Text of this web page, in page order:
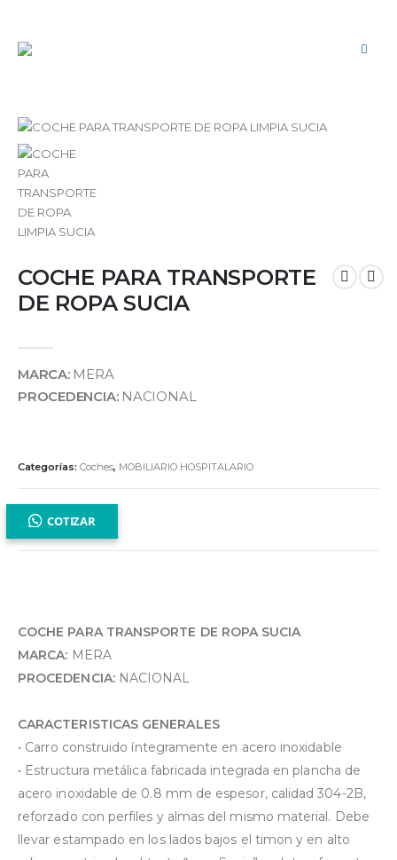
COCHE PARA TRANSPORTE
DE ROPA SUCIA
MARCA: MERA
PROCEDENCIA:NACIONAL
Categorías: Coches, MOBILIARIO HOSPITALARIO
COTIZAR
COCHE PARA TRANSPORTE DE ROPA SUCIA
MARCA: MERA
PROCEDENCIA: NACIONAL
CARACTERISTICAS GENERALES
•⁠ ⁠Carro construido íntegramente en acero inoxidable
•⁠ ⁠Estructura metálica fabricada integrada en plancha de
acero inoxidable de 0.8 mm de espesor, calidad 304-2B,
reforzado con perfiles y almas del mismo material. Debe
llevar estampado en los lados bajos el timon y en alto